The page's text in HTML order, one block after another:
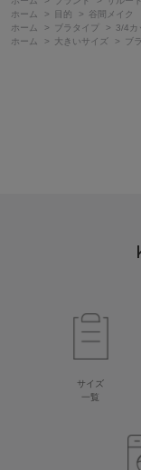
ホーム
> 目的 >
谷間メイク
ホーム
> ブラタイプ >
3/4カ
ホーム
> 大きいサイズ > ブ
サイズ
一覧